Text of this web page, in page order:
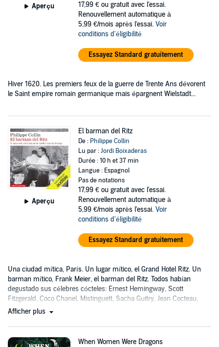
Aperçu 17,99 € ou gratuit avec l'essai.
Renouvellement automatique à
5,99 €/mois après l'essai. Voir
conditions d'éligibilité
Essayez Standard gratuitement
Hiver 1620. Les premiers feux de la guerre de Trente Ans dévorent
le Saint empire romain germanique mais épargnent Wielstadt...
Aperçu
El barman del Ritz
De : Philippe Collin
Lu par :Jordi Boixaderas
Durée : 10 h et 37 min
Langue : Espagnol
Pas de notations
17,99 € ou gratuit avec l'essai.
Renouvellement automatique à
5,99 €/mois après l'essai. Voir
conditions d'éligibilité
Essayez Standard gratuitement
Una ciudad mítica, París. Un lugar mítico, el Grand Hotel Ritz. Un
barman mítico, Frank Meier, el barman del Ritz. Todos habían
degustado sus célebres cócteles: Ernest Hemingway, Scott
Fitzgerald, Coco Chanel, Mistinguett, Sacha Guitry, Jean Cocteau,
Arletty.
Afficher plus
When Women Were Dragons